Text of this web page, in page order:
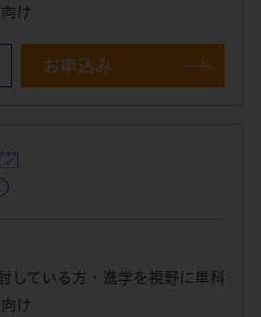
け
お申込み
している方・進学を視野に単科
け